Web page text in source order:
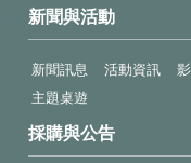
新聞與活動
新聞訊息 活動資訊
主題桌遊
採購與公告